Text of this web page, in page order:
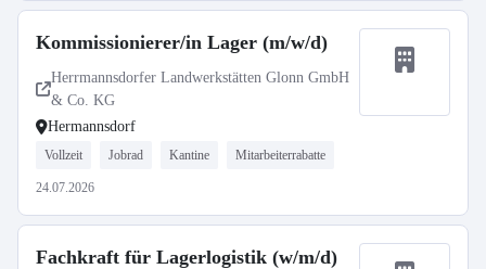
Kommissionierer/in Lager (m/w/d)
Herrmannsdorfer Landwerkstätten Glonn GmbH
& Co. KG
Hermannsdorf
Vollzeit Jobrad Kantine Mitarbeiterrabatte
24.07.2026
Fachkraft für Lagerlogistik (w/m/d)